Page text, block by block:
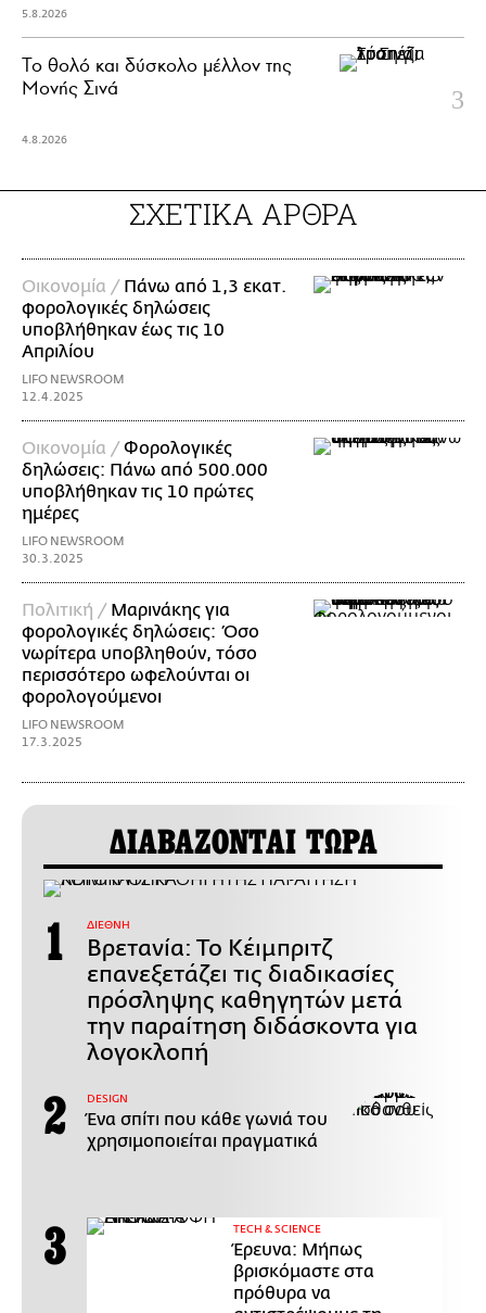
5.8.2026
Το θολό και δύσκολο μέλλον της
Μονής Σινά
4.8.2026
ΣΧΕΤΙΚΑ ΑΡΘΡΑ
Οικονομία / Πάνω από 1,3 εκατ.
φορολογικές δηλώσεις
υποβλήθηκαν έως τις 10
Απριλίου
LIFO NEWSROOM
12.4.2025
Οικονομία / Φορολογικές
δηλώσεις: Πάνω από 500.000
υποβλήθηκαν τις 10 πρώτες
ημέρες
LIFO NEWSROOM
30.3.2025
Πολιτική / Μαρινάκης για
φορολογικές δηλώσεις: Όσο
νωρίτερα υποβληθούν, τόσο
περισσότερο ωφελούνται οι
φορολογούμενοι
LIFO NEWSROOM
17.3.2025
ΔΙΑΒΑΖΟΝΤΑΙ ΤΩΡΑ
ΔΙΕΘΝΗ
Βρετανία: Το Κέιμπριτζ
επανεξετάζει τις διαδικασίες
πρόσληψης καθηγητών μετά
την παραίτηση διδάσκοντα για
λογοκλοπή
DESIGN
Ένα σπίτι που κάθε γωνιά του
χρησιμοποιείται πραγματικά
ΤECH & SCIENCE
Έρευνα: Μήπως
βρισκόμαστε στα
πρόθυρα να